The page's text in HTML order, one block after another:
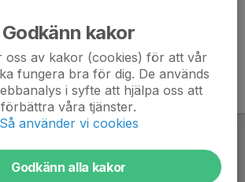
Godkänn kakor
oss av kakor (cookies) för att vår
fungera bra för dig. De används
i syfte att hjälpa oss att
förbättra våra tjänster.
Så använder vi cookies
Godkänn alla kakor